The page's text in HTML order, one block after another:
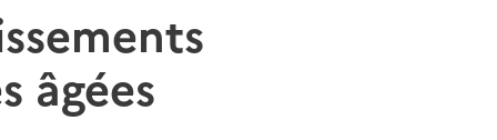
âgées